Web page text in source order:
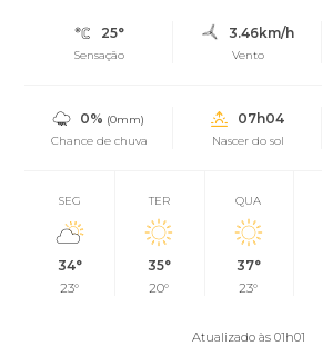
25°
Sensação
3.46km/h
Vento
0% (0mm)
Chance de chuva
07h04
Nascer do sol
SEG
34°
23°
TER
35°
20°
QUA
37°
23°
Atualizado às 01h01